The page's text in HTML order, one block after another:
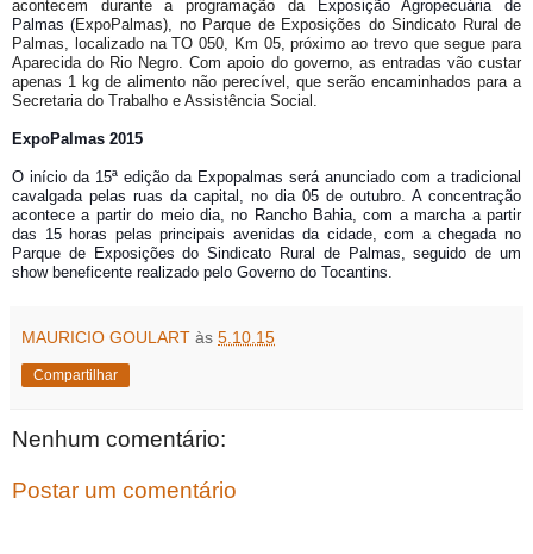
acontecem durante a programação da Exposição Agropecuária de
Palmas (ExpoPalmas), no Parque de Exposições do Sindicato Rural de
Palmas, localizado na TO 050, Km 05, próximo ao trevo que segue para
Aparecida do Rio Negro. Com apoio do governo, as entradas vão custar
apenas 1 kg de alimento não perecível, que serão encaminhados para a
Secretaria do Trabalho e Assistência Social.
ExpoPalmas 2015
O início da 15ª edição da Expopalmas será anunciado com a tradicional
cavalgada pelas ruas da capital, no dia 05 de outubro. A concentração
acontece a partir do meio dia, no Rancho Bahia, com a marcha a partir
das 15 horas pelas principais avenidas da cidade, com a chegada no
Parque de Exposições do Sindicato Rural de Palmas, seguido de um
show beneficente realizado pelo Governo do Tocantins.
MAURICIO GOULART às 5.10.15
Compartilhar
Nenhum comentário:
Postar um comentário